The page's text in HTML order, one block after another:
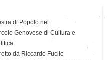
di Popolo.net
Genovese di Cultura e
da Riccardo Fucile